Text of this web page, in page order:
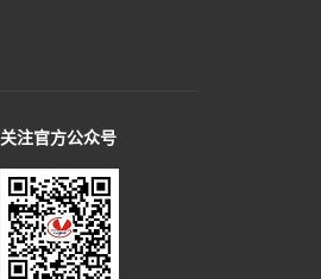
关注官方公众号